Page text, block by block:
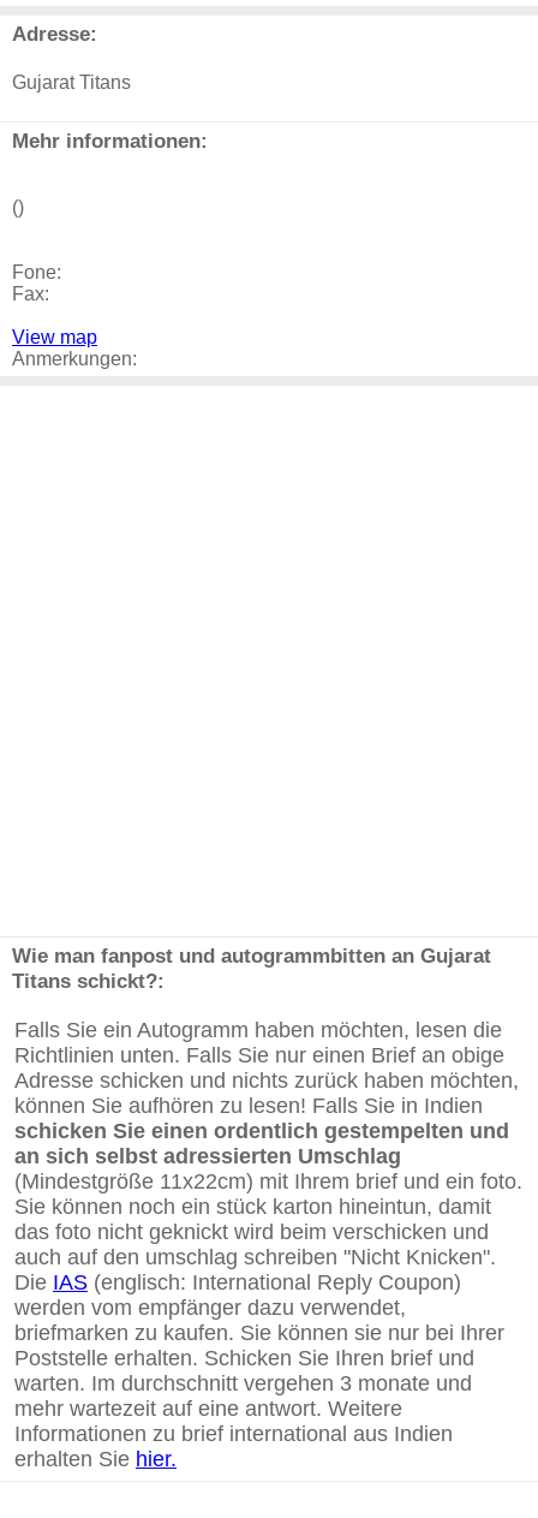
Adresse:
Gujarat Titans
Mehr informationen:
()
Fone:
Fax:
View map
Anmerkungen:
Wie man fanpost und autogrammbitten an Gujarat
Titans schickt?:
Falls Sie ein Autogramm haben möchten, lesen die
Richtlinien unten. Falls Sie nur einen Brief an obige
Adresse schicken und nichts zurück haben möchten,
können Sie aufhören zu lesen! Falls Sie in Indien
schicken Sie einen ordentlich gestempelten und
an sich selbst adressierten Umschlag
(Mindestgröße 11x22cm) mit Ihrem brief und ein foto.
Sie können noch ein stück karton hineintun, damit
das foto nicht geknickt wird beim verschicken und
auch auf den umschlag schreiben "Nicht Knicken".
Die IAS (englisch: International Reply Coupon)
werden vom empfänger dazu verwendet,
briefmarken zu kaufen. Sie können sie nur bei Ihrer
Poststelle erhalten. Schicken Sie Ihren brief und
warten. Im durchschnitt vergehen 3 monate und
mehr wartezeit auf eine antwort. Weitere
Informationen zu brief international aus Indien
erhalten Sie hier.